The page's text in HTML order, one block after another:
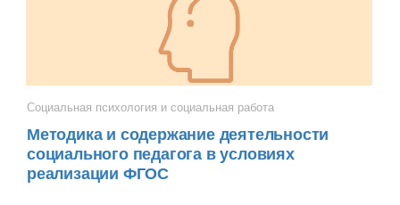
Социальная психология и социальная работа
Методика и содержание деятельности
социального педагога в условиях
реализации ФГОС